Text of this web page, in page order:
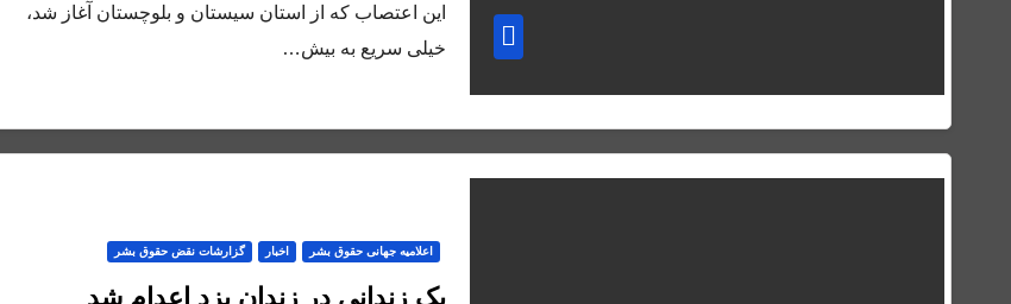
این اعتصاب که از استان سیستان و بلوچستان آغاز شد،
خیلی سریع به بیش…
اعلاميه جهانی حقوق بشر اخبار گزارشات نقض حقوق بشر
یک زندانی در زندان یزد اعدام شد